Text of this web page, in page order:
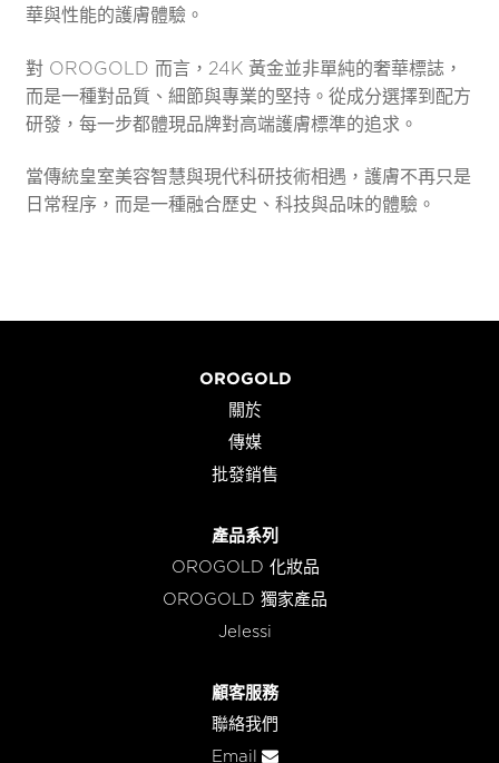
華與性能的護膚體驗。
對 OROGOLD 而言，24K 黃金並非單純的奢華標誌，
而是一種對品質、細節與專業的堅持。從成分選擇到配方
研發，每一步都體現品牌對高端護膚標準的追求。
當傳統皇室美容智慧與現代科研技術相遇，護膚不再只是
日常程序，而是一種融合歷史、科技與品味的體驗。
OROGOLD
關於
傳媒
批發銷售
產品系列
OROGOLD 化妝品
OROGOLD 獨家產品
Jelessi
顧客服務
聯絡我們
Email